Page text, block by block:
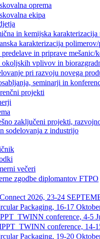
oprema
ekipa
in kemijska
karakterizacija
predelave in priprave mešanic/
okoljskih vplivov in
pri razvoju novega
seminarji in
projekti
zaključeni projekti,
sodelovanja z industrijo
večeri
zgodbe diplomantov FTPO
2026, 23-24
Packaging, 16-17
conference, 4-5
conference, 14-
Packaging, 19-20